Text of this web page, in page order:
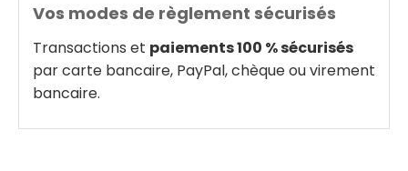
Vos modes de règlement sécurisés
Transactions et paiements 100 % sécurisés
par carte bancaire, PayPal, chèque ou virement
bancaire.